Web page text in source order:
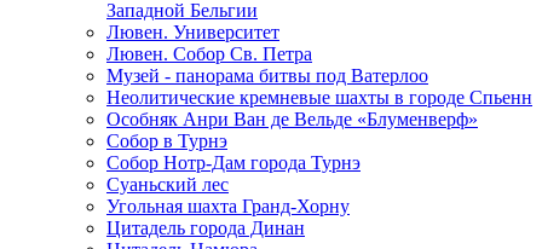
Западной Бельгии
Лювен. Университет
Лювен. Собор Св. Петра
Музей - панорама битвы под Ватерлоо
Неолитические кремневые шахты в городе Спьенн
Особняк Анри Ван де Вельде «Блуменверф»
Собор в Турнэ
Собор Нотр-Дам города Турнэ
Суаньский лес
Угольная шахта Гранд-Хорну
Цитадель города Динан